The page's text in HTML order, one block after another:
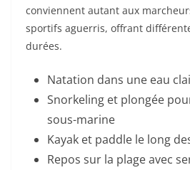
conviennent autant aux
sportifs aguerris, offrant
durées.
Natation dans une eau
Snorkeling et plongée
sous-marine
Kayak et paddle le long
Repos sur la plage avec